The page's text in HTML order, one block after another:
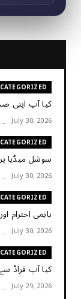
کیا آپ اپنی
July 30, 2026
سوشل میڈیا
July 30, 2026
باہمی احترام
July 30, 2026
کیا آپ فراڈ
July 29, 2026